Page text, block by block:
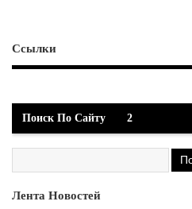
Ссылки
Поиск По Сайту 2
Лента Новостей